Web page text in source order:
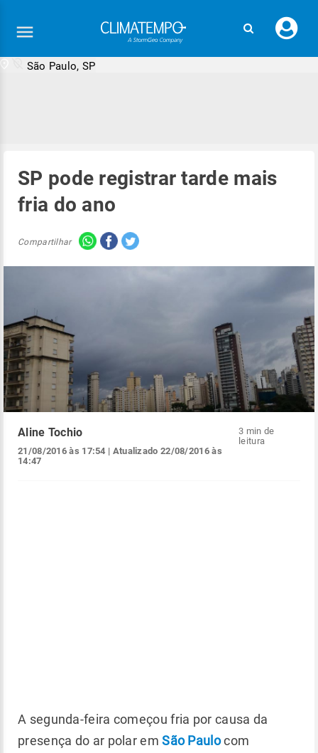
seu
São Paulo, SP
SP pode registrar tarde mais
fria do ano
Compartilhar
Aline Tochio
21/08/2016 às 17:54 | Atualizado 22/08/2016 às
14:47
3 min de
leitura
A segunda-feira começou fria por causa da
presença do ar polar emSão Paulocom